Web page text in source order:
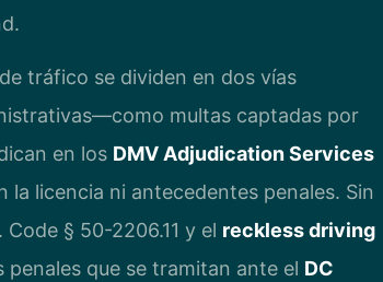
tráfico se dividen en dos vías
multas captadas por
en los DMV Adjudication Services
licencia ni antecedentes penales. Sin
Code § 50-2206.11 y el reckless driving
penales que se tramitan ante el DC